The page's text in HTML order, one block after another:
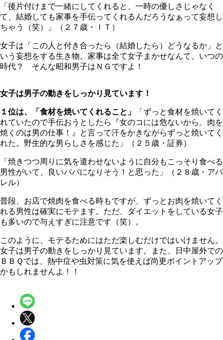
「後片付けまで一緒にしてくれると、一時の優しさじゃなく
て、結婚しても家事を手伝ってくれるんだろうなぁって妄想し
ちゃう（笑）」（２７歳・ＩＴ）
女子は「この人と付き合ったら（結婚したら）どうなるか」と
いう妄想をする生き物。家事は全て女子まかせなんて、いつの
時代？ そんな昭和男子はＮＧですよ！
女子は男子の動きをしっかり見ています！
１位は、「食材を焼いてくれること」
「ずっと食材を焼いてく
れていたので手伝おうとしたら『女のコには危ないから、肉を
焼くのは男の仕事！』と言って汗をかきながらずっと焼いてく
れた。野生的な男らしさを感じた」（２５歳・証券）
「焼きつつ周りに気を遣わせないように自分もこっそり食べる
男性がいて、良いパパになりそう！と思った」（２８歳・アパ
レル）
普段、お店で焼肉を食べる時もですが、ずっとお肉を焼いてく
れる男性は確実にモテます。ただ、ダイエットをしている女子
も多いので与えすぎに注意です（笑）。
このように、モテるためにはただ楽しむだけではいけません。
女子は男子の動きをしっかり見ています。また、日中屋外での
ＢＢＱでは、熱中症や虫対策に気を使えば尚更ポイントアップ
かもしれませんよ！！